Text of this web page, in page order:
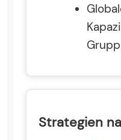
Strategien